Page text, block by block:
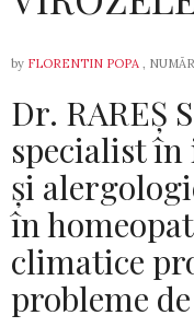
by FLORENTIN POPA ,
Dr. RAREȘ
specialist
și
în
climatice
probleme